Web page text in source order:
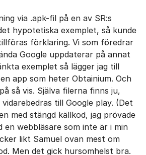
via .apk-fil på en av SR:s
hypotetiska exemplet, så kunde
förklaring. Vi som föredrar
Google uppdaterar på annat
exemplet så lägger jag till
app som heter Obtainium. Och
så vis. Själva filerna finns ju,
till Google play. (Det
med stängd källkod, jag prövade
en webbläsare som inte är i min
likt Samuel ovan mest om
Men det gick hursomhelst bra.